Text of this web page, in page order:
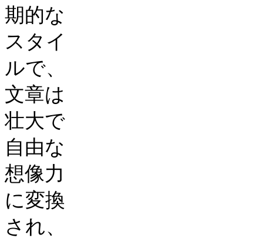
期的な
スタイ
ルで、
文章は
壮大で
自由な
想像力
に変換
され、